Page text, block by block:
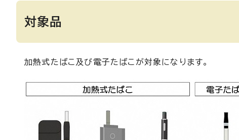
対象品
加熱式たばこ及び電子たばこが対象になります。